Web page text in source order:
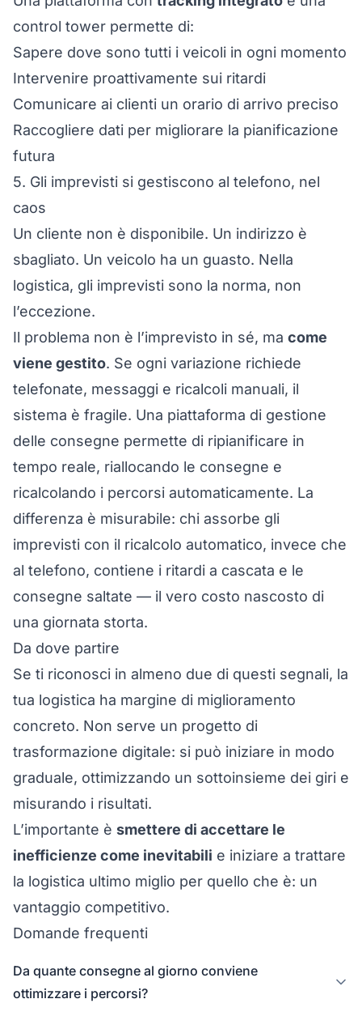
control tower permette di:
Sapere dove sono tutti i veicoli in ogni momento
Intervenire proattivamente sui ritardi
Comunicare ai clienti un orario di arrivo preciso
Raccogliere dati per migliorare la pianificazione
futura
5. Gli imprevisti si gestiscono al telefono, nel
caos
Un cliente non è disponibile. Un indirizzo è
sbagliato. Un veicolo ha un guasto. Nella
logistica, gli imprevisti sono la norma, non
l’eccezione.
Il problema non è l’imprevisto in sé, ma come
viene gestito. Se ogni variazione richiede
telefonate, messaggi e ricalcoli manuali, il
sistema è fragile. Una piattaforma di gestione
delle consegne permette di ripianificare in
tempo reale, riallocando le consegne e
ricalcolando i percorsi automaticamente. La
differenza è misurabile: chi assorbe gli
imprevisti con il ricalcolo automatico, invece che
al telefono, contiene i ritardi a cascata e le
consegne saltate — il vero costo nascosto di
una giornata storta.
Da dove partire
Se ti riconosci in almeno due di questi segnali, la
tua logistica ha margine di miglioramento
concreto. Non serve un progetto di
trasformazione digitale: si può iniziare in modo
graduale, ottimizzando un sottoinsieme dei giri e
misurando i risultati.
L’importante è smettere di accettare le
inefficienze come inevitabili e iniziare a trattare
la logistica ultimo miglio per quello che è: un
vantaggio competitivo.
Domande frequenti
Da quante consegne al giorno conviene
ottimizzare i percorsi?